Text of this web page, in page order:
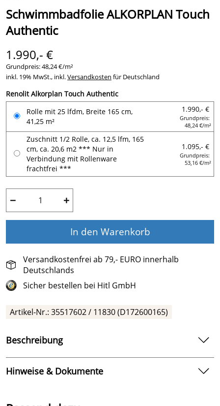
Schwimmbadfolie ALKORPLAN Touch
Authentic
1.990,- €
Grundpreis:48,24 €/m²
inkl. 19% MwSt., inkl.Versandkosten für Deutschland
Renolit Alkorplan Touch Authentic
Rolle mit 25 lfdm, Breite 165 cm,
41,25 m²
1.990,- €
Grundpreis:
48,24 €/m²
Zuschnitt 1/2 Rolle, ca. 12,5 lfm, 165
cm, ca. 20,6 m2 *** Nur in
Verbindung mit Rollenware
frachtfrei ***
1.095,- €
Grundpreis:
53,16 €/m²
− +
In den Warenkorb
Versandkostenfrei ab 79,- EURO innerhalb
Deutschlands
Sicher bestellen bei Hitl GmbH
Artikel-Nr.: 35517602 / 11830 (D172600165)
Beschreibung
Schwimmbadfolie ALKORPLAN Touch Authentic
Wilde Schwimmbäder, mit Steinstrukturen und
Hinweise & Dokumente